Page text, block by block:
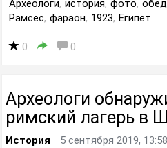
Археологи, история, фото, обед
Рамсес, фараон, 1923, Египет
0 0
Археологи
римский лагерь в
История 5 сентября 2019, 13:58